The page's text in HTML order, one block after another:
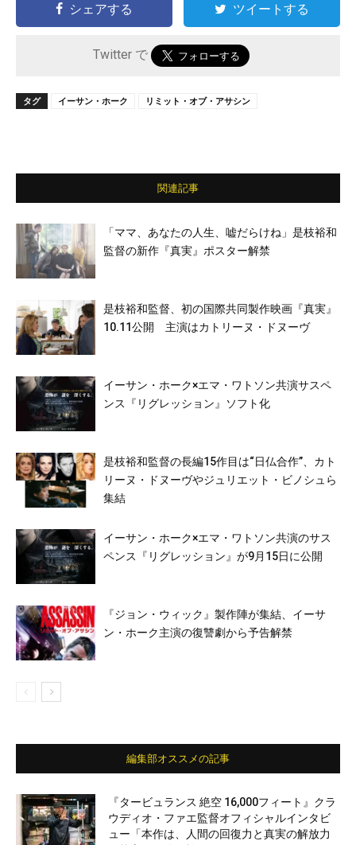
シェアする ツイートする
Twitter で
タグ イーサン・ホーク リミット・オブ・アサシン
関連記事
「ママ、あなたの人生、嘘だらけね」是枝裕和
監督の新作『真実』ポスター解禁
是枝裕和監督、初の国際共同製作映画『真実』
10.11公開 主演はカトリーヌ・ドヌーヴ
イーサン・ホーク×エマ・ワトソン共演サスペ
ンス『リグレッション』ソフト化
是枝裕和監督の長編15作目は“日仏合作”、カト
リーヌ・ドヌーヴやジュリエット・ビノシュら
集結
イーサン・ホーク×エマ・ワトソン共演のサス
ペンス『リグレッション』が9月15日に公開
『ジョン・ウィック』製作陣が集結、イーサ
ン・ホーク主演の復讐劇から予告解禁
編集部オススメの記事
『タービュランス 絶空 16,000フィート』クラ
ウディオ・ファエ監督オフィシャルインタビ
ュー「本作は、人間の回復力と真実の解放力